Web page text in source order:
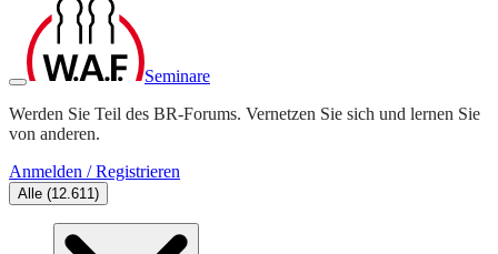
Seminare
Werden Sie Teil des BR-Forums. Vernetzen Sie sich und lernen Sie
von anderen.
Anmelden / Registrieren
Alle (12.611)